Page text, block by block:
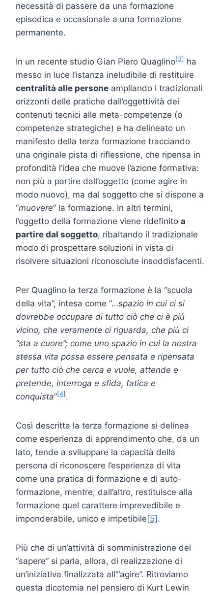
necessità di passere da una formazione
episodica e occasionale a una formazione
permanente.
In un recente studio Gian Piero Quaglino[3] ha
messo in luce l’istanza ineludibile di restituire
centralità alle persone ampliando i tradizionali
orizzonti delle pratiche dall’oggettività dei
contenuti tecnici alle meta-competenze (o
competenze strategiche) e ha delineato un
manifesto della terza formazione tracciando
una originale pista di riflessione, che ripensa in
profondità l’idea che muove l’azione formativa:
non più a partire dall’oggetto (come agire in
modo nuovo), ma dal soggetto che si dispone a
“muovere” la formazione. In altri termini,
l’oggetto della formazione viene ridefinito a
partire dal soggetto, ribaltando il tradizionale
modo di prospettare soluzioni in vista di
risolvere situazioni riconosciute insoddisfacenti.
Per Quaglino la terza formazione è la “scuola
della vita”, intesa come “…spazio in cui ci si
dovrebbe occupare di tutto ciò che ci è più
vicino, che veramente ci riguarda, che più ci
“sta a cuore”; come uno spazio in cui la nostra
stessa vita possa essere pensata e ripensata
per tutto ciò che cerca e vuole, attende e
pretende, interroga e sfida, fatica e
conquista”[4] .
Così descritta la terza formazione si delinea
come esperienza di apprendimento che, da un
lato, tende a sviluppare la capacità della
persona di riconoscere l’esperienza di vita
come una pratica di formazione e di auto-
formazione, mentre, dall’altro, restituisce alla
formazione quel carattere imprevedibile e
imponderabile, unico e irripetibile[5].
Più che di un’attività di somministrazione del
“sapere” si parla, allora, di realizzazione di
un’iniziativa finalizzata all’“agire”. Ritroviamo
questa dicotomia nel pensiero di Kurt Lewin